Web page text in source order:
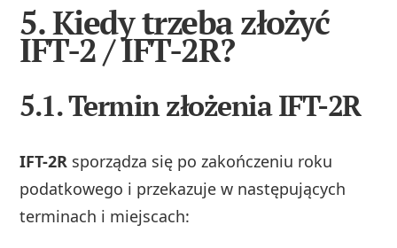
5. Kiedy trzeba złożyć
IFT-2 / IFT-2R?
5.1. Termin złożenia IFT-2R
IFT-2R sporządza się po zakończeniu roku
podatkowego i przekazuje w następujących
terminach i miejscach: